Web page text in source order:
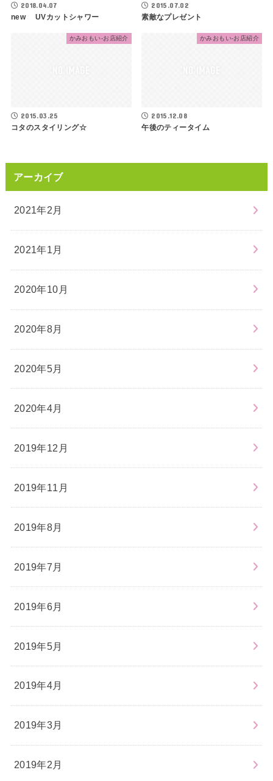
2018.04.07
new UVカットシャワー
2015.07.02
素敵なプレゼント
かみおもい-お店紹介
2015.03.25
コタのスタイリング☆
かみおもい-お店紹介
2015.12.08
午後のティータイム
アーカイブ
2021年2月
2021年1月
2020年10月
2020年8月
2020年5月
2020年4月
2019年12月
2019年11月
2019年8月
2019年7月
2019年6月
2019年5月
2019年4月
2019年3月
2019年2月